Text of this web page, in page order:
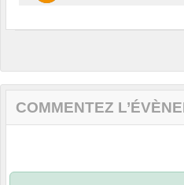
COMMENTEZ